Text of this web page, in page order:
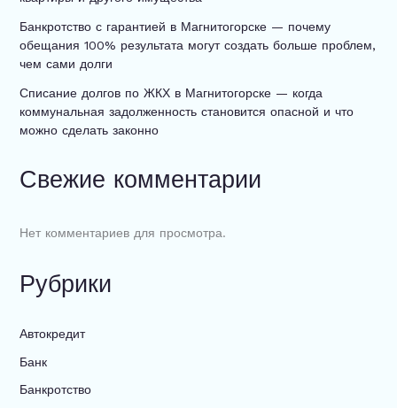
Банкротство с гарантией в Магнитогорске — почему
обещания 100% результата могут создать больше проблем,
чем сами долги
Списание долгов по ЖКХ в Магнитогорске — когда
коммунальная задолженность становится опасной и что
можно сделать законно
Свежие комментарии
Нет комментариев для просмотра.
Рубрики
Автокредит
Банк
Банкротство